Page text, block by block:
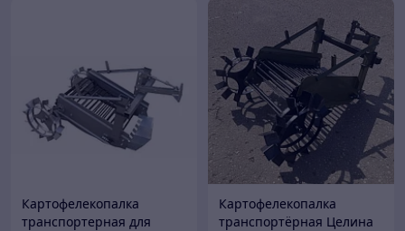
Картофелекопалка
транспортерная для
Картофелекопалка
транспортёрная Целина